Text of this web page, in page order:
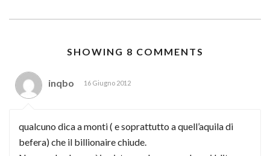
SHOWING 8 COMMENTS
inqbo 16 Giugno 2012
qualcuno dica a monti ( e soprattutto a quell’aquila di
befera) che il billionaire chiude.